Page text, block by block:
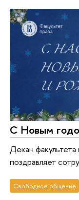
С Новым
Декан
поздравляет
Свободное общение